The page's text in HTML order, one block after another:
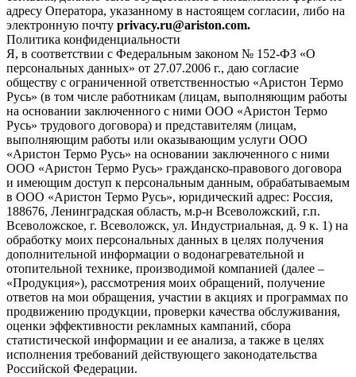
адресу Оператора, указанному в настоящем согласии, либо на
электронную почту privacy.ru@ariston.com.
Политика конфиденциальности
Я, в соответствии с Федеральным законом № 152-ФЗ «О
персональных данных» от 27.07.2006 г., даю согласие
обществу с ограниченной ответственностью «Аристон Термо
Русь» (в том числе работникам (лицам, выполняющим работы
на основании заключенного с ними ООО «Аристон Термо
Русь» трудового договора) и представителям (лицам,
выполняющим работы или оказывающим услуги ООО
«Аристон Термо Русь» на основании заключенного с ними
ООО «Аристон Термо Русь» гражданско-правового договора
и имеющим доступ к персональным данным, обрабатываемым
в ООО «Аристон Термо Русь», юридический адрес: Россия,
188676, Ленинградская область, м.р-н Всеволожский, г.п.
Всеволожское, г. Всеволожск, ул. Индустриальная, д. 9 к. 1) на
обработку моих персональных данных в целях получения
дополнительной информации о водонагревательной и
отопительной технике, производимой компанией (далее –
«Продукция»), рассмотрения моих обращений, получение
ответов на мои обращения, участии в акциях и программах по
продвижению продукции, проверки качества обслуживания,
оценки эффективности рекламных кампаний, сбора
статистической информации и ее анализа, а также в целях
исполнения требований действующего законодательства
Российской Федерации.